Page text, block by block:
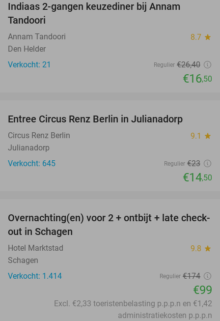
Indiaas 2-gangen keuzediner bij Annam
Tandoori
Annam Tandoori 8.7 star
Den Helder
Verkocht: 21
Regulier €26,40
€16,50
Entree Circus Renz Berlin in Julianadorp
Circus Renz Berlin 9.1 star
Julianadorp
Verkocht: 645
Regulier €23
€14,50
43%
Overnachting(en) voor 2 + ontbijt + late check-
out in Schagen
Hotel Marktstad 9.8 star
Schagen
Verkocht: 1.414
Regulier €174
€99
Excl. €2,33 toeristenbelasting p.p.p.n en €1,42
administratiekosten p.p.p.n